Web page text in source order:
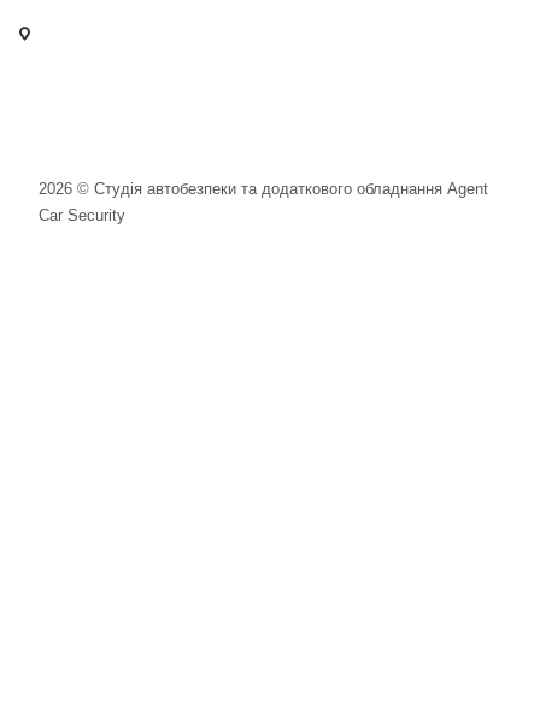
2026 © Студія автобезпеки та додаткового обладнання Agent
Car Security